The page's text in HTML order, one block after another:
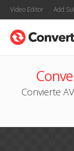
Video Editor Add
Convierte